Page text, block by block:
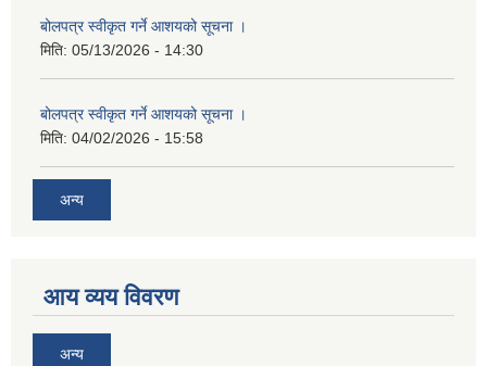
बोलपत्र स्वीकृत गर्ने आशयको सूचना ।
मिति: 05/13/2026 - 14:30
बोलपत्र स्वीकृत गर्ने आशयको सूचना ।
मिति: 04/02/2026 - 15:58
अन्य
आय व्यय विवरण
अन्य